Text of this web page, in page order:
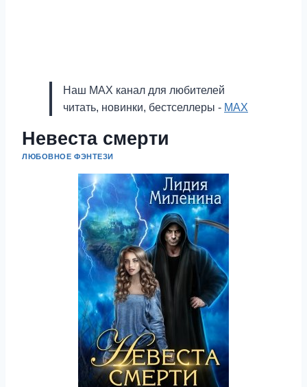
Наш MAX канал для любителей
читать, новинки, бестселлеры - MAX
Невеста смерти
ЛЮБОВНОЕ ФЭНТЕЗИ